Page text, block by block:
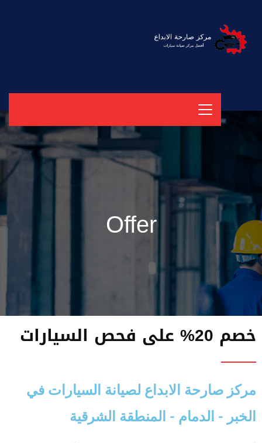
Offer
خصم 20% على فحص السيارات
مركز صارحة الابداع لصيانة السيارات في
الخبر - الدمام - المنطقة الشرقية